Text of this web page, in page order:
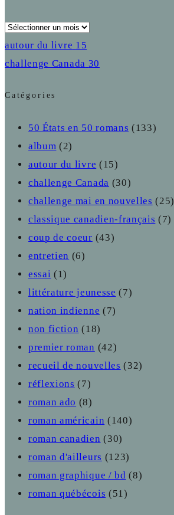
Archives
autour du livre 15
challenge Canada 30
Catégories
50 États en 50 romans (133)
album (2)
autour du livre (15)
challenge Canada (30)
challenge mai en nouvelles (25)
classique canadien-français (7)
coup de coeur (43)
entretien (6)
essai (1)
littérature jeunesse (7)
nation indienne (7)
non fiction (18)
premier roman (42)
recueil de nouvelles (32)
réflexions (7)
roman ado (8)
roman américain (140)
roman canadien (30)
roman d'ailleurs (123)
roman graphique / bd (8)
roman québécois (51)